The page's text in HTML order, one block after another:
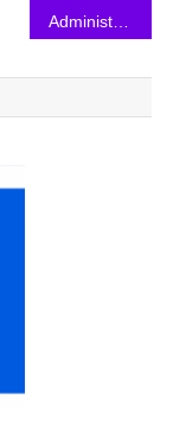
Administração no WordPress: Guia Completo do Painel Administrativo